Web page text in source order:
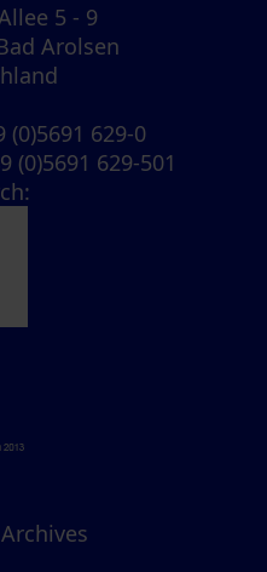
5 - 9
Arolsen
(0)5691 629-0
(0)5691 629-501